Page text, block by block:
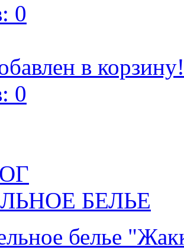
0
в корзину!
0
БЕЛЬЕ
белье